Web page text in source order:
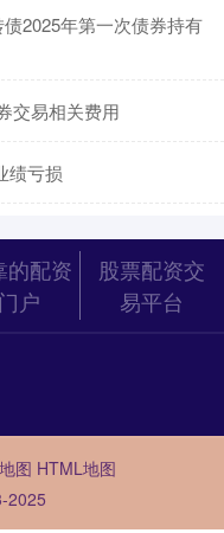
2025年第一次债券持有
交易相关费用
绩亏损
的配资
门户
股票配资交
易平台
图 HTML地图
2025